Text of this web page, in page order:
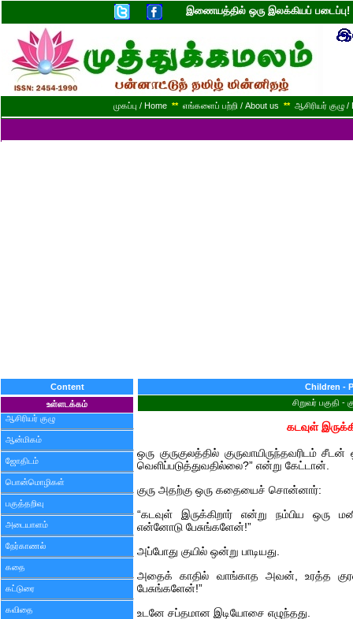
இணையத்தில் ஒரு இலக்கியப்
முகப்பு / Home ** எங்களைப் பற்றி / About us ** ஆசிரியர் குழு
Content
உள்ளடக்கம்
ஆசிரியர் குழு
ஆன்மிகம்
ஜோதிடம்
பொன்மொழிகள்
பகுத்தறிவு
அடையாளம்
நேர்காணல்
கதை
கட்டுரை
கவிதை
Children -
சிறுவர் பகுதி -
கடவுள்
ஒரு குருகுலத்தில் குருவாயிருந்தவரிடம்
வெளிப்படுத்துவதில்லை?” என்று கேட்டான்.
குரு அதற்கு ஒரு கதையைச் சொன்னார்:
“கடவுள் இருக்கிறார் என்று நம்பிய
என்னோடு பேசுங்களேன்!”
அப்போது குயில் ஒன்று பாடியது.
அதைக் காதில் வாங்காத அவன், உரத்த
பேசுங்களேன்!”
உடனே சப்தமான இடியோசை எழுந்தது.